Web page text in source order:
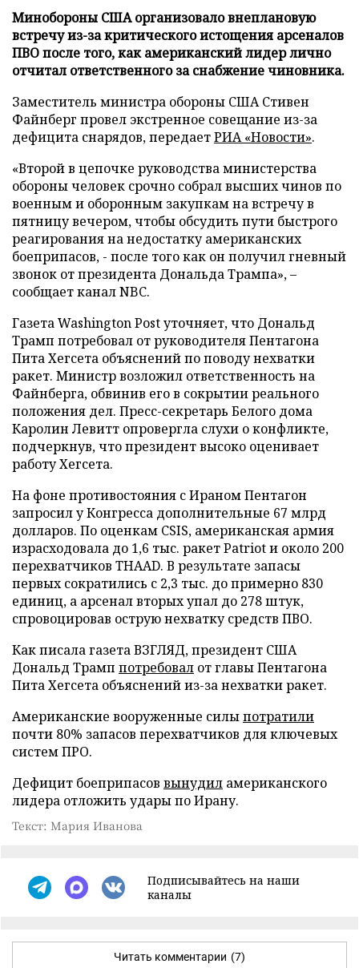
Минобороны США организовало внеплановую
встречу из-за критического истощения арсеналов
ПВО после того, как американский лидер лично
отчитал ответственного за снабжение чиновника.
Заместитель министра обороны США Стивен
Файнберг провел экстренное совещание из-за
дефицита снарядов, передаетРИА «Новости».
«Второй в цепочке руководства министерства
обороны человек срочно собрал высших чинов по
военным и оборонным закупкам на встречу в
пятницу вечером, чтобы обсудить пути быстрого
реагирования на недостатку американских
боеприпасов, - после того как он получил гневный
звонок от президента Дональда Трампа», –
сообщает канал NBC.
Газета Washington Post уточняет, что Дональд
Трамп потребовал от руководителя Пентагона
Пита Хегсета объяснений по поводу нехватки
ракет. Министр возложил ответственность на
Файнберга, обвинив его в сокрытии реального
положения дел. Пресс-секретарь Белого дома
Каролин Левитт опровергла слухи о конфликте,
подчеркнув, что президент высоко оценивает
работу Хегсета.
На фоне противостояния с Ираном Пентагон
запросил у Конгресса дополнительные 67 млрд
долларов. По оценкам CSIS, американская армия
израсходовала до 1,6 тыс. ракет Patriot и около 200
перехватчиков THAAD. В результате запасы
первых сократились с 2,3 тыс. до примерно 830
единиц, а арсенал вторых упал до 278 штук,
спровоцировав острую нехватку средств ПВО.
Как писала газета ВЗГЛЯД, президент США
Дональд Трамп потребовал от главы Пентагона
Пита Хегсета объяснений из-за нехватки ракет.
Американские вооруженные силыпотратили
почти 80% запасов перехватчиков для ключевых
систем ПРО.
Дефицит боеприпасов вынудил американского
лидера отложить удары по Ирану.
Текст: Мария Иванова
Подписывайтесь на наши
каналы
Читать комментарии (7)